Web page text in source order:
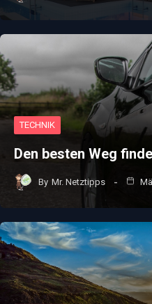
TECHNIK
Den besten Weg
By Mr. Netztipps